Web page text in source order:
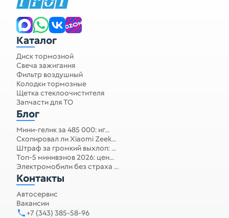
Каталог
Диск тормозной
Свеча зажигания
Фильтр воздушный
Колодки тормозные
Щетка стеклоочистителя
Запчасти для ТО
Блог
Мини-гелик за 485 000: иг...
Скопировал ли Xiaomi Zeek...
Штраф за громкий выхлоп: ...
Топ-5 минивэнов 2026: цен...
Электромобили без страха ...
Контакты
Автосервис
Вакансии
+7 (343) 385-58-96